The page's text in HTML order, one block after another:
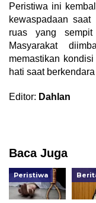
Peristiwa ini
kewaspadaan
ruas yang
Masyarakat
memastikan
hati saat
Editor: Dahlan
Baca Juga
Peristiwa